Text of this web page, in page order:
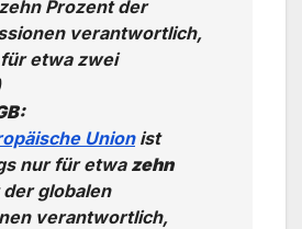
Prozent der
verantwortlich,
etwa zwei
Unionist
nur für etwa zehn
globalen
verantwortlich,